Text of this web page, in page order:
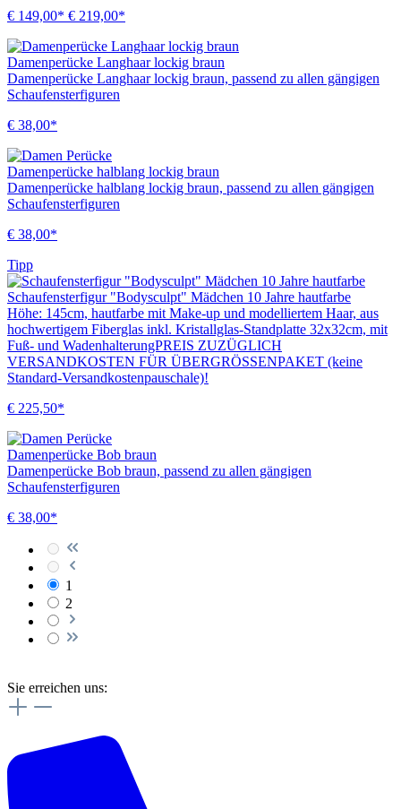
€ 149,00* € 219,00*
Damenperücke Langhaar lockig braun
Damenperücke Langhaar lockig braun, passend zu allen gängigen
Schaufensterfiguren
€ 38,00*
Damenperücke halblang lockig braun
Damenperücke halblang lockig braun, passend zu allen gängigen
Schaufensterfiguren
€ 38,00*
Tipp
Schaufensterfigur "Bodysculpt" Mädchen 10 Jahre hautfarbe
Höhe: 145cm, hautfarbe mit Make-up und modelliertem Haar, aus
hochwertigem Fiberglas inkl. Kristallglas-Standplatte 32x32cm, mit
Fuß- und WadenhalterungPREIS ZUZÜGLICH
VERSANDKOSTEN FÜR ÜBERGRÖSSENPAKET (keine
Standard-Versandkostenpauschale)!
€ 225,50*
Damenperücke Bob braun
Damenperücke Bob braun, passend zu allen gängigen
Schaufensterfiguren
€ 38,00*
1
2
Sie erreichen uns: